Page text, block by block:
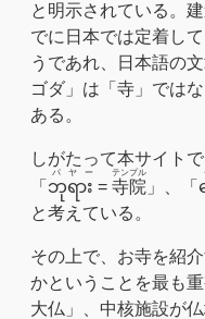
と明示されている。
でに日本では定着し
うであれ、日本語の
ゴダ」は「寺」では
ある。
しがたって本サイト
「 ဘုရား​
パヤー
= 寺院
テンプル
」、「
と考えている。
その上で、お寺を紹
かということを最も
大仏」、中核施設が